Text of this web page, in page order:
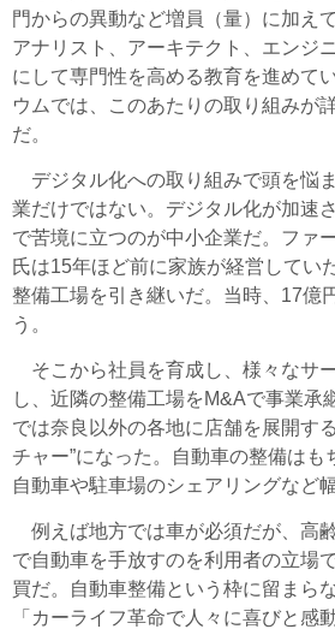
門からの異動など増員（量）に加え
アナリスト、アーキテクト、エンジ
にして専門性を高める教育を進めて
ウムでは、このあたりの取り組みが
だ。
デジタル化への取り組みで頭を悩
業だけではない。デジタル化が加速
で苦境に立つのが中小企業だ。ファ
氏は15年ほど前に家族が経営してい
整備工場を引き継いだ。当時、17億
う。
そこから社員を育成し、様々なサ
し、近隣の整備工場をM&Aで事業承
では奈良以外の各地に店舗を展開す
チャー”になった。自動車の整備はも
自動車や駐車場のシェアリングなど
例えば地方では車が必須だが、高
で自動車を手放すのを利用者の立場
買だ。自動車整備という枠に留まら
「カーライフ革命で人々に喜びと感